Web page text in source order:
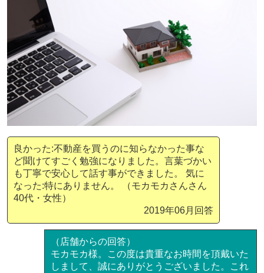
良かった:不動産を買うのに知らなかった事な
ど聞けてすごく勉強になりました。言葉づかい
も丁寧で安心して話す事ができました。 気に
なった:特にありません。 （モカモカさんさん
40代・女性）
2019年06月回答
（店舗からの回答）
モカモカ様。この度は貴重なお時間を頂戴いた
しまして、誠にありがとうございました。これ